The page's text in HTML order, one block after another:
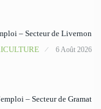
– Secteur de Livernon
6 Août 2026
– Secteur de Gramat